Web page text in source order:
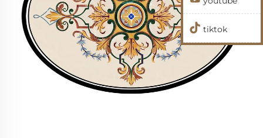
tiktok